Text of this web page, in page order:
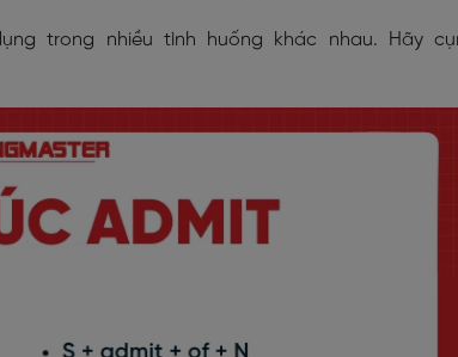
trong nhiều tình huống khác nhau. Hãy